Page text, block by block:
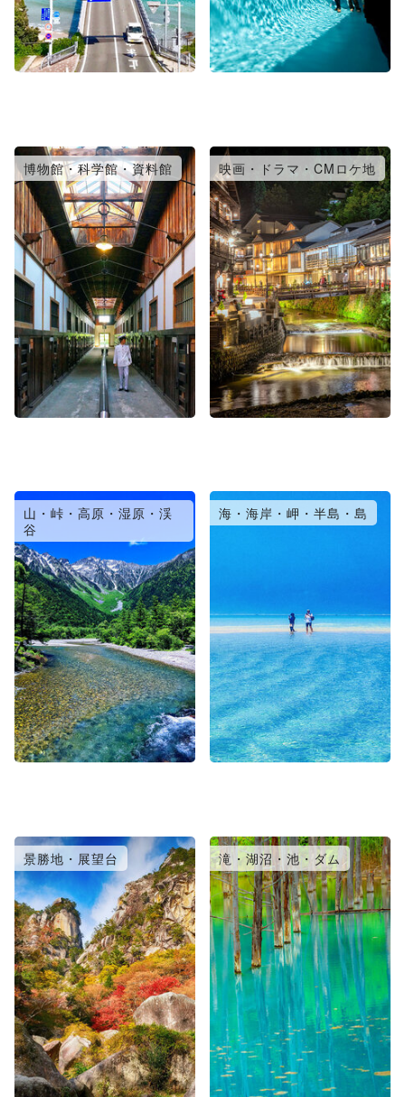
博物館・科学館・資料館 映画・ドラマ・CMロケ地
山・峠・高原・湿原・渓
谷
海・海岸・岬・半島・島
景勝地・展望台 滝・湖沼・池・ダム